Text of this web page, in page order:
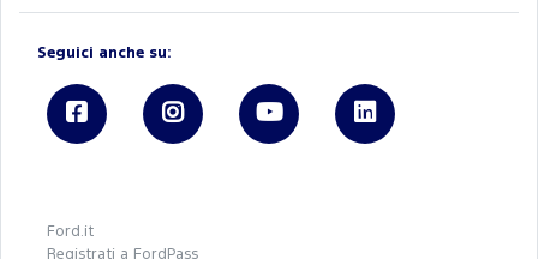
Seguici anche su:
Ford.it
Registrati a FordPass